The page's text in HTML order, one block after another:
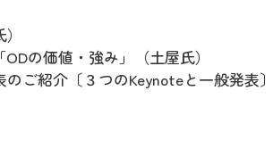
の価値・強み」（土屋氏）
ご紹介〔３つのKeynoteと一般発表